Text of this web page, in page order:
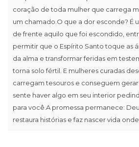
coração de toda mulher que carrega
um chamado.O que a dor esconde? É
de frente aquilo que foi escondido,
permitir que o Espírito Santo toque as
da alma e transformar feridas em
torna solo fértil. E mulheres curadas
carregam tesouros e conseguem
sente haver algo em seu interior
para você.A promessa permanece:
restaura histórias e faz nascer vida